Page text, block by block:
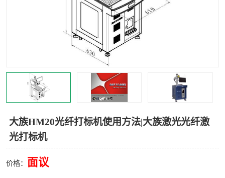
大族HM20光纤打标机使用方法|大族激光光纤激
光打标机
价格： 面议